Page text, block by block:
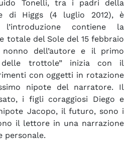
Tonelli, tra i padri della
di Higgs (4 luglio 2012), è
contiene la
totale del Sole del 15 febbraio
dell’autore e il primo
delle trottole” inizia con il
con oggetti in rotazione
nipote del narratore. Il
i figli coraggiosi Diego e
Jacopo, il futuro, sono i
il lettore in una narrazione
personale.